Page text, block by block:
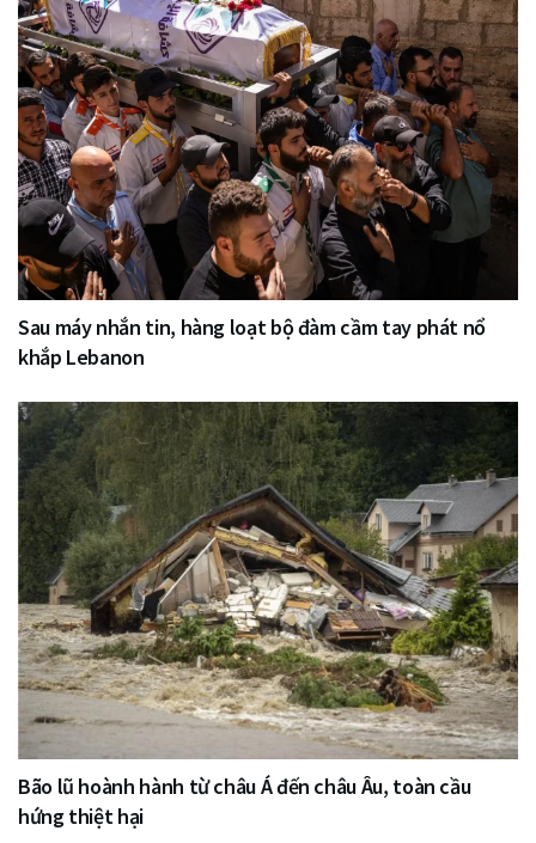
Sau máy nhắn tin, hàng loạt bộ đàm cầm tay phát nổ
khắp Lebanon
Bão lũ hoành hành từ châu Á đến châu Âu, toàn cầu
hứng thiệt hại